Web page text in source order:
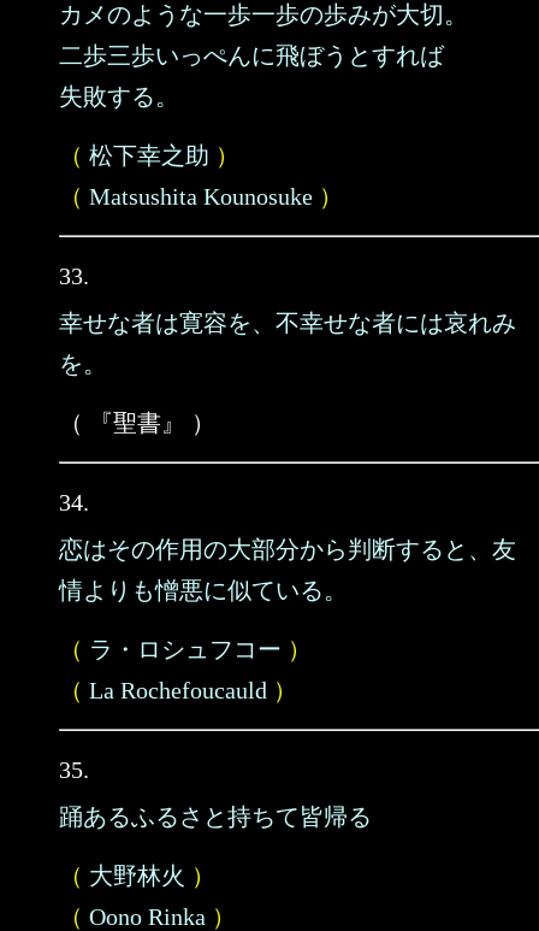
カメのような一歩一歩の歩みが大切。
二歩三歩いっぺんに飛ぼうとすれば
失敗する。
（ 松下幸之助 ）
（ Matsushita Kounosuke ）
33.
幸せな者は寛容を、不幸せな者には哀れみ
を。
（ 『聖書』 ）
34.
恋はその作用の大部分から判断すると、友
情よりも憎悪に似ている。
（ ラ・ロシュフコー ）
（ La Rochefoucauld ）
35.
踊あるふるさと持ちて皆帰る
（ 大野林火 ）
（ Oono Rinka ）